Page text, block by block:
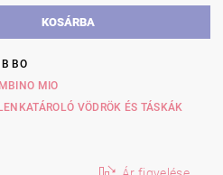
BO
MIO
VÖDRÖK ÉS TÁSKÁK